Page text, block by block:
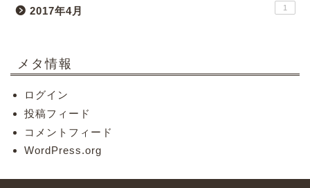
2017年4月 1
メタ情報
ログイン
投稿フィード
コメントフィード
WordPress.org